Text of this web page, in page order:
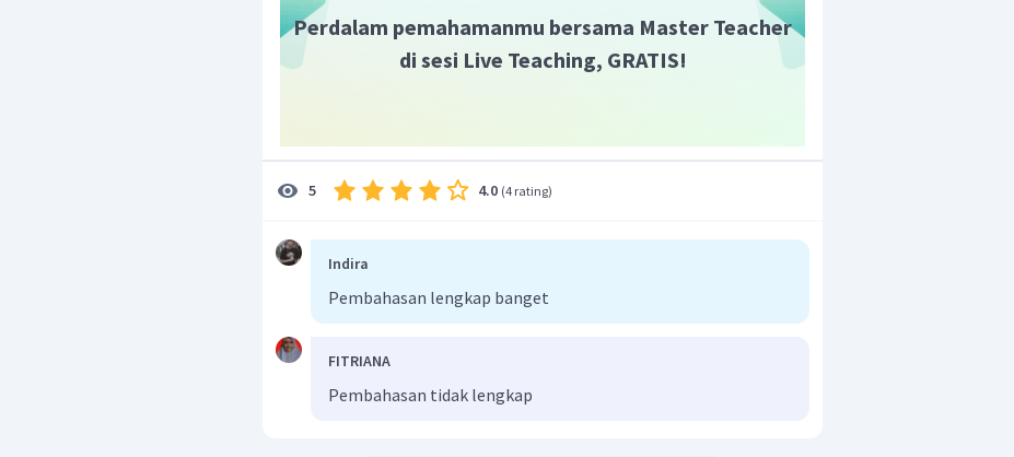
Perdalam pemahamanmu bersama Master Teacher
di sesi Live Teaching, GRATIS!
5 4.0 (4 rating)
Indira
Pembahasan lengkap banget
FITRIANA
Pembahasan tidak lengkap